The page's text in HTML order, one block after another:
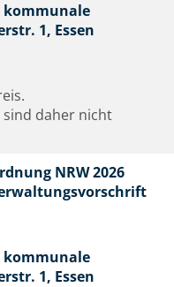
1, Essen
sind daher nicht
NRW 2026
1, Essen